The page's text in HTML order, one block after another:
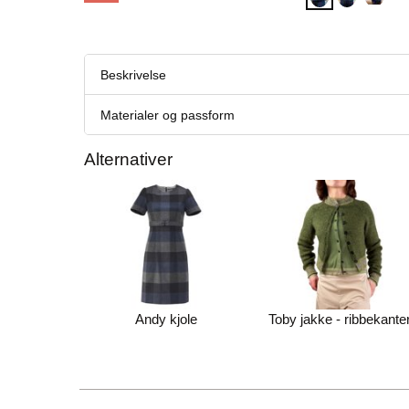
Beskrivelse
Materialer og passform
Alternativer
Andy kjole Toby jakke -